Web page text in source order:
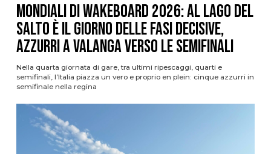
Mondiali di Wakeboard 2026: al Lago del
Salto è il giorno delle fasi decisive,
azzurri a valanga verso le semifinali
Nella quarta giornata di gare, tra ultimi ripescaggi, quarti e
semifinali, l’Italia piazza un vero e proprio en plein: cinque azzurri in
semifinale nella regina